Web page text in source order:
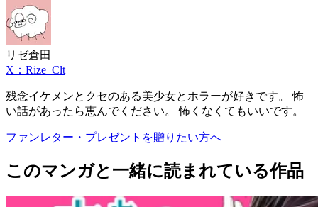
リゼ倉田
X：Rize_Clt
残念イケメンとクセのある美少女とホラーが好きです。 怖
い話があったら恵んでください。 怖くなくてもいいです。
ファンレター・プレゼントを贈りたい方へ
このマンガと一緒に読まれている作品